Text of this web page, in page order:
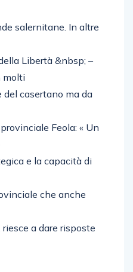
salernitane. In altre
Libertà &nbsp; –
molti
casertano ma da
Feola: « Un
e la capacità di
che anche
a dare risposte